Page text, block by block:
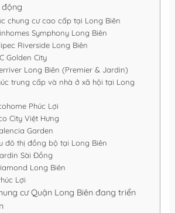
chung cư cao cấp tại Long Biên
Symphony Long Biên
Riverside Long Biên
Golden City
Long Biên (Premier & Jardin)
trung cấp và nhà ở xã hội tại Long
Phúc Lợi
City Việt Hưng
Garden
đô thị đồng bộ tại Long Biên
Sài Đồng
Long Biên
Lợi
cư Quận Long Biên đang triển